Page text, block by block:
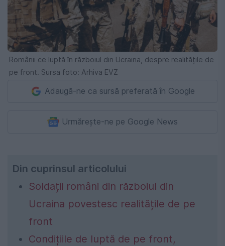
Românii ce luptă în războiul din Ucraina, despre realitățile de
pe front. Sursa foto: Arhiva EVZ
Adaugă-ne ca sursă preferată în Google
Urmărește-ne pe Google News
Din cuprinsul articolului
Soldații români din războiul din
Ucraina povestesc realitățile de pe
front
Condițiile de luptă de pe front,